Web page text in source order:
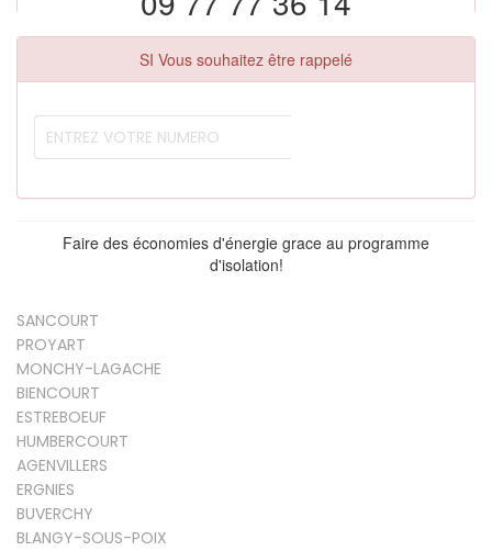
SI Vous souhaitez être rappelé
Faire des économies d'énergie grace au programme
d'isolation!
SANCOURT
PROYART
MONCHY-LAGACHE
BIENCOURT
ESTREBOEUF
HUMBERCOURT
AGENVILLERS
ERGNIES
BUVERCHY
BLANGY-SOUS-POIX